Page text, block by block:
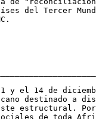
del Tercer
y el 14 de
destinado a
estructural.
de toda